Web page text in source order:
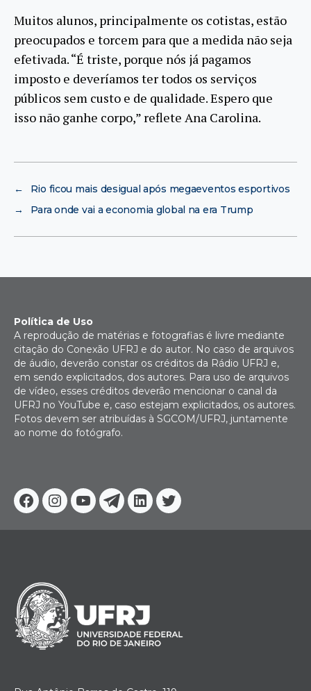
Muitos alunos, principalmente os cotistas, estão
preocupados e torcem para que a medida não seja
efetivada. “É triste, porque nós já pagamos
imposto e deveríamos ter todos os serviços
públicos sem custo e de qualidade. Espero que
isso não ganhe corpo,” reflete Ana Carolina.
←
Rio ficou mais desigual após megaeventos esportivos
→
Para onde vai a economia global na era Trump
Facebook
Instagram
YoutubeTelegram
Linkedin
Twitter
Política de Uso
A reprodução de matérias e fotografias é livre mediante
citação do Conexão UFRJ e do autor. No caso de arquivos
de áudio, deverão constar os créditos da Rádio UFRJ e,
em sendo explicitados, dos autores. Para uso de arquivos
de vídeo, esses créditos deverão mencionar o canal da
UFRJ no YouTube e, caso estejam explicitados, os autores.
Fotos devem ser atribuídas à SGCOM/UFRJ, juntamente
ao nome do fotógrafo.